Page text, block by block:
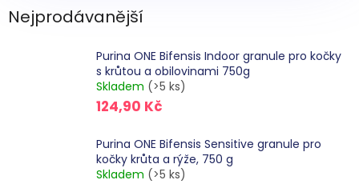
Nejprodávanější
Purina ONE Bifensis Indoor granule pro kočky
s krůtou a obilovinami 750g
Skladem (>5 ks)
124,90 Kč
Purina ONE Bifensis Sensitive granule pro
kočky krůta a rýže, 750 g
Skladem (>5 ks)